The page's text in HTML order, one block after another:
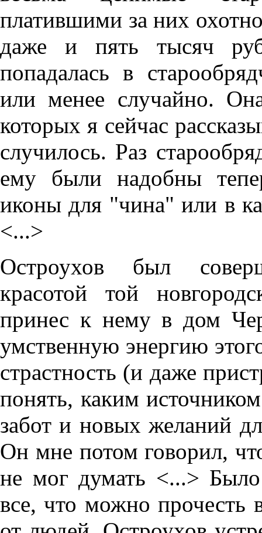
платившими за них
даже и пять тысяч
попадалась в
или менее случайно.
которых я сейчас
случилось. Раз
ему были надобны
иконы для "чина" или в
<...>
Остроухов был
красотой той
принес к нему в дом
умственную энергию
страстность (и даже
понять, каким
забот и новых желаний
Он мне потом говорил,
не мог думать <...>
все, что можно прочесть